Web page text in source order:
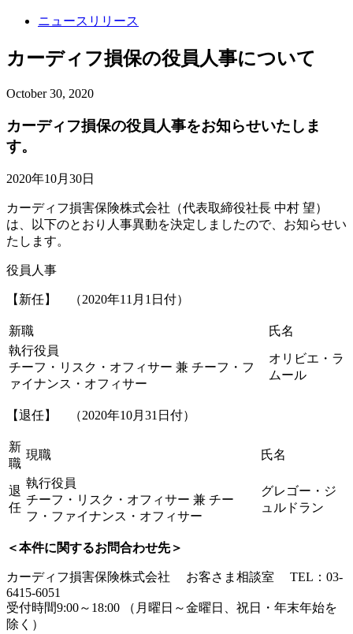
ニュースリリース
カーディフ損保の役員人事について
October 30, 2020
カーディフ損保の役員人事をお知らせいたしま
す。
2020年10月30日
カーディフ損害保険株式会社（代表取締役社長 中村 望）
は、以下のとおり人事異動を決定しましたので、お知らせい
たします。
役員人事
【新任】 （2020年11月1日付）
新職
氏名
執行役員
チーフ・リスク・オフィサー 兼 チーフ・フ
ァイナンス・オフィサー
オリビエ・ラ
ムール
【退任】 （2020年10月31日付）
新
職
現職 氏名
退
任
執行役員
チーフ・リスク・オフィサー 兼 チー
フ・ファイナンス・オフィサー
グレゴー・ジ
ュルドラン
＜本件に関するお問合わせ先＞
カーディフ損害保険株式会社 お客さま相談室 TEL：03-
6415-6051
受付時間9:00～18:00 （月曜日～金曜日、祝日・年末年始を
除く）